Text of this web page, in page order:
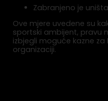
Zabranjeno je
Ove mjere uvedene su
sportski ambijent, pravu
izbjegli moguće kazne
organizaciji.